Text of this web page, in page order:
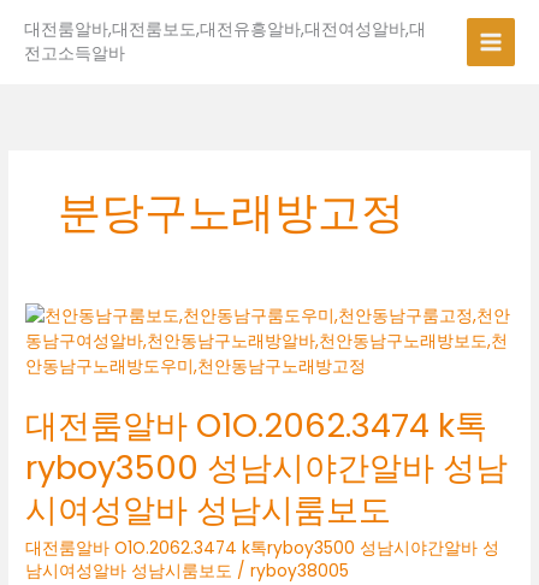
대전룸알바,대전룸보도,대전유흥알바,대전여성알바,대
전고소득알바
분당구노래방고정
대전룸알바 O1O.2062.3474 k톡
ryboy3500 성남시야간알바 성남
시여성알바 성남시룸보도
대전룸알바 O1O.2062.3474 k톡ryboy3500 성남시야간알바 성
남시여성알바 성남시룸보도 /ryboy38005
대
전
룸
바
O1O.2062.3474
k
톡
ryboy3500
성
남